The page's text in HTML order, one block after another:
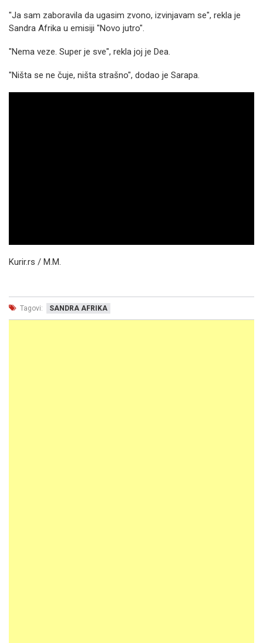
"Ja sam zaboravila da ugasim zvono, izvinjavam se", rekla je
Sandra Afrika u emisiji "Novo jutro".
"Nema veze. Super je sve", rekla joj je Dea.
"Ništa se ne čuje, ništa strašno", dodao je Sarapa.
Kurir.rs / M.M.
Tagovi: SANDRA AFRIKA